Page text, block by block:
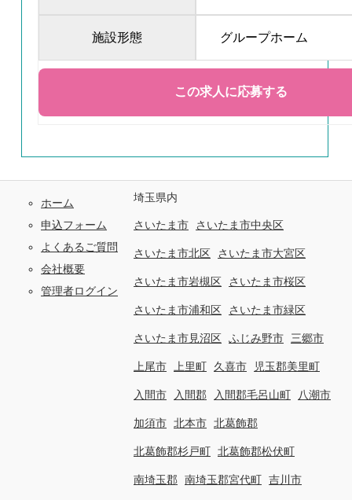
施設形態 グループホーム
ホーム
申込フォーム
よくあるご質問
会社概要
管理者ログイン
埼玉県内
さいたま市 さいたま市中央区
さいたま市北区 さいたま市大宮区
さいたま市岩槻区 さいたま市桜区
さいたま市浦和区 さいたま市緑区
さいたま市見沼区 ふじみ野市 三郷市
上尾市 上里町 久喜市 児玉郡美里町
入間市 入間郡 入間郡毛呂山町 八潮市
加須市 北本市 北葛飾郡
北葛飾郡杉戸町 北葛飾郡松伏町
南埼玉郡 南埼玉郡宮代町 吉川市